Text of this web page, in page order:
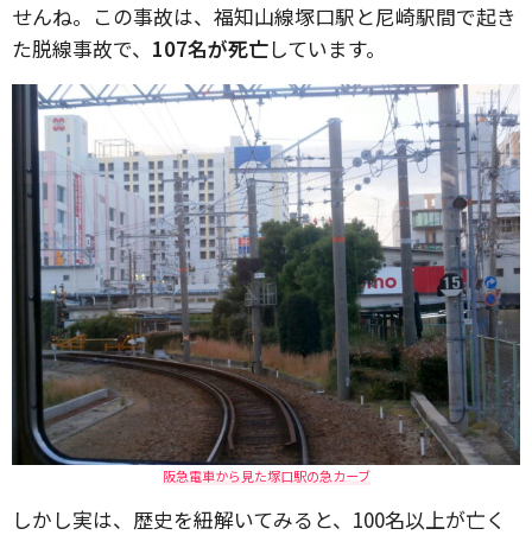
せんね。この事故は、福知山線塚口駅と尼崎駅間で起き
た脱線事故で、 107名が死亡しています。
阪急電車から見た塚口駅の急カーブ
しかし実は、歴史を紐解いてみると、100名以上が亡く